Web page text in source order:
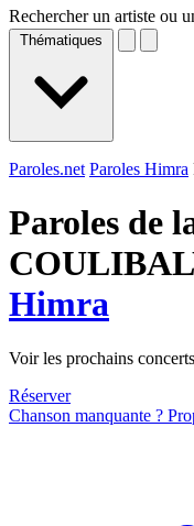
Rechercher un artiste ou
Thématiques
Paroles.net Paroles Himra
Paroles de
Himra
Voir les prochains
Réserver
Chanson manquante ?